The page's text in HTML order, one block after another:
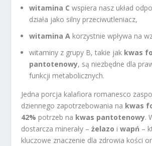
witamina C wspiera nasz układ
działa jako silny przeciwutleniacz,
witamina A korzystnie wpływa na
witaminy z grupy B, takie jak kwas
pantotenowy, są niezbędne dla
funkcji metabolicznych.
Jedna porcja kalafiora romanesco
dziennego zapotrzebowania na kwas
42% potrzeb na kwas pantotenowy.
dostarcza minerały –żelazo iwapń –
kluczowe znaczenie dla zdrowia kości